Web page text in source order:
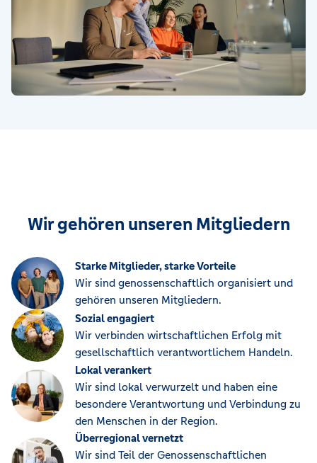
Wir gehören unseren Mitgliedern
Starke Mitglieder, starke Vorteile
Wir sind genossenschaftlich organisiert und
gehören unseren Mitgliedern.
Sozial engagiert
Wir verbinden wirtschaftlichen Erfolg mit
gesellschaftlich verantwortlichem Handeln.
Lokal verankert
Wir sind lokal verwurzelt und haben eine
besondere Verantwortung und Verbindung zu
den Menschen in der Region.
Überregional vernetzt
Wir sind Teil der Genossenschaftlichen